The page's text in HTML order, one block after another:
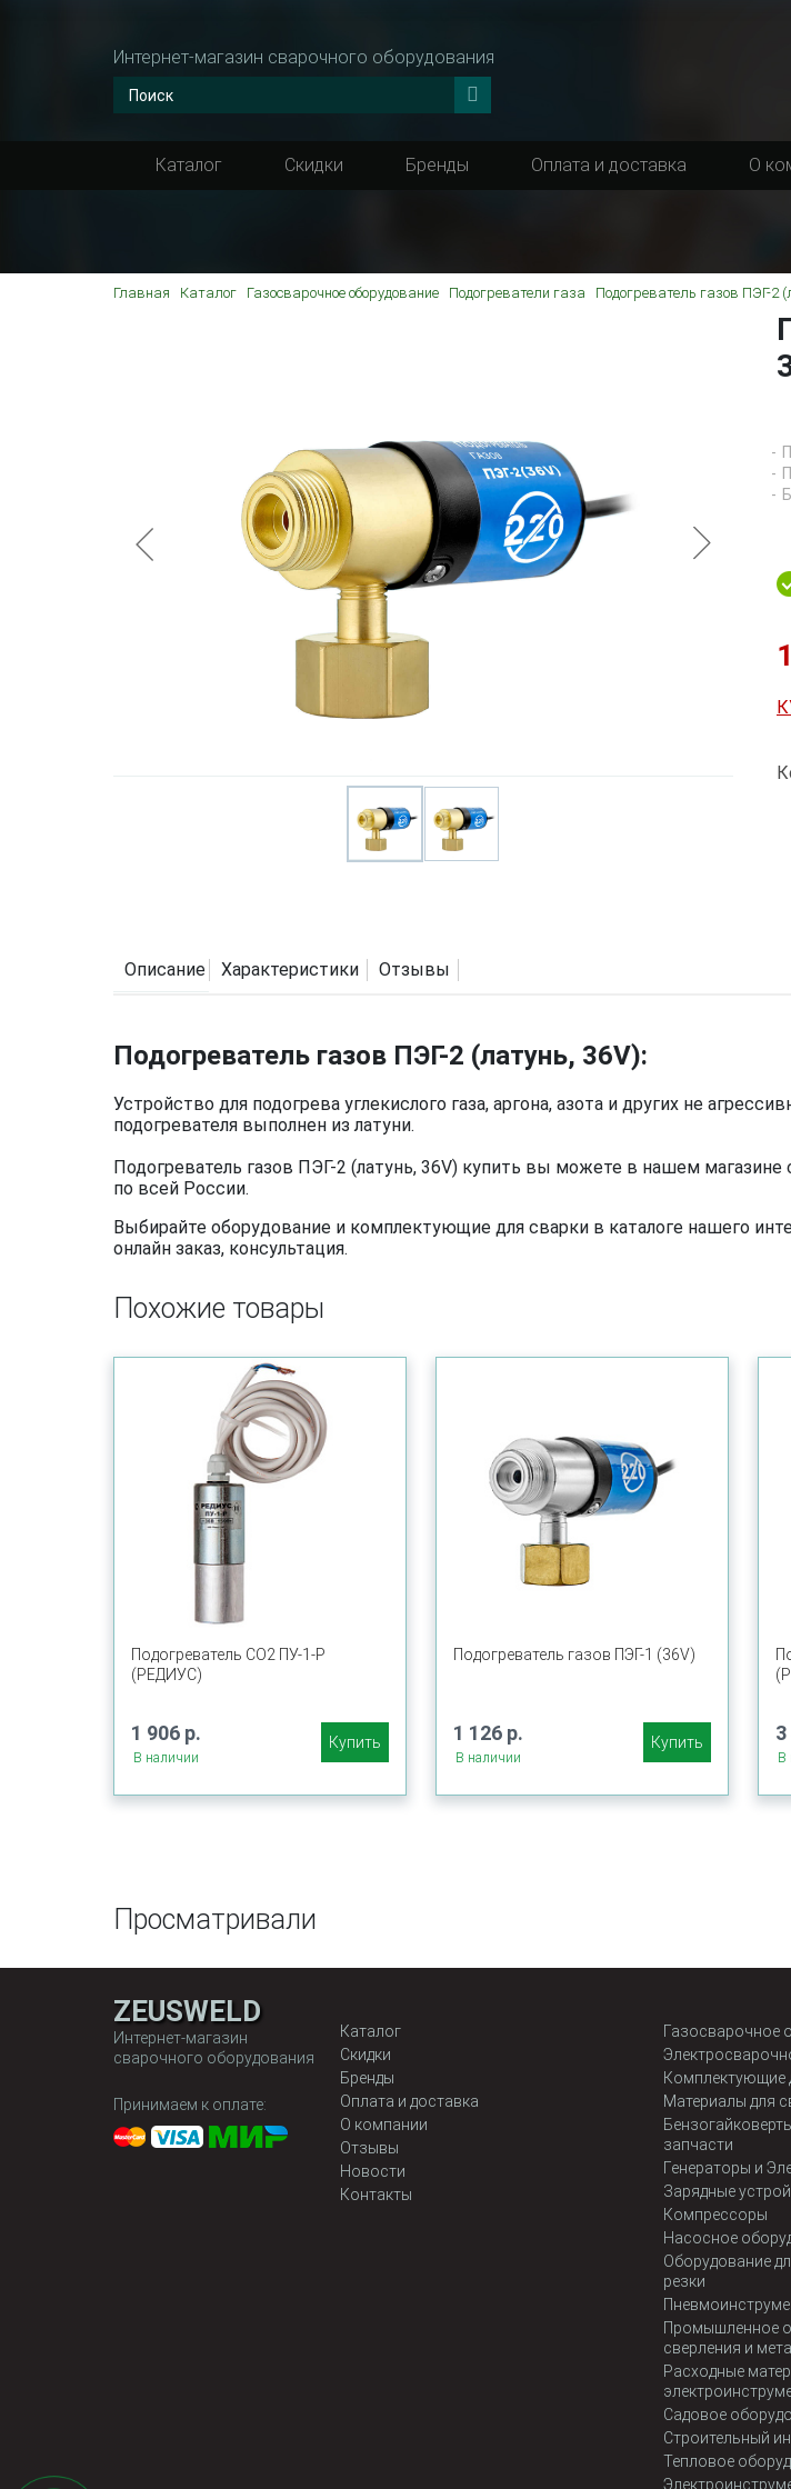
Интернет-магазин сварочного оборудования
Каталог Скидки Бренды Оплата и доставка О
Главная Каталог Газосварочное оборудование Подогреватели газа Подогреватель газов ПЭГ-2
Описание Характеристики Отзывы
Подогреватель газов ПЭГ-2 (латунь, 36V):
Устройство для подогрева углекислого газа, аргона, азота и других не
подогревателя выполнен из латуни.
Подогреватель газов ПЭГ-2 (латунь, 36V) купить вы можете в нашем
по всей России.
Выбирайте оборудование и комплектующие для сварки в каталоге нашего
онлайн заказ, консультация.
Похожие товары
Подогреватель СО2 ПУ-1-Р
(РЕДИУС)
1 906 р.
В наличии
Купить
Подогреватель газов ПЭГ-1 (36V)
1 126 р.
В наличии
Купить 3
В
Просматривали
ZEUSWELD
Интернет-магазин
сварочного оборудования
Принимаем к оплате:
Каталог
Скидки
Бренды
Оплата и доставка
О компании
Отзывы
Новости
Контакты
Газосварочное
Комплектующие
Материалы для
запчасти
Генераторы и
Зарядные
Компрессоры
Насосное
Оборудование
резки
Промышленное
сверления и
Расходные
Садовое
Строительный
Тепловое